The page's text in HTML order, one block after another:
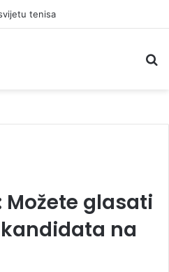
mora platiti 10.000 KM
Možete glasati
na